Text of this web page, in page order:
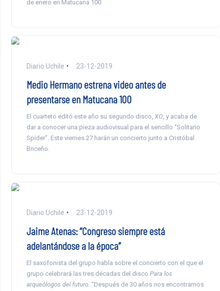
de enero en Matucana 100.
Diario Uchile 23-12-2019
Medio Hermano estrena video antes de
presentarse en Matucana 100
El cuarteto editó este año su segundo disco, XO , y acaba de
dar a conocer una pieza audiovisual para el sencillo “Solitario
Spider”. Este viernes 27 harán un concierto junto a Cristóbal
Briceño.
Diario Uchile 23-12-2019
Jaime Atenas: “Congreso siempre está
adelantándose a la época”
El saxofonista del grupo habla sobre el concierto con el que el
grupo celebrará las tres décadas del disco Para los
arqueólogos del futuro. “Después de 30 años nos encontramos